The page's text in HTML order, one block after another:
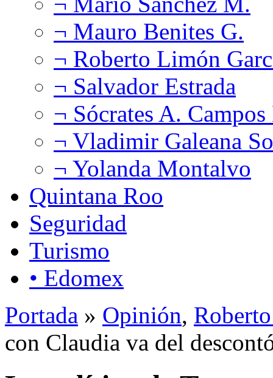
¬ Mauro Benites G.
¬ Roberto Limón
¬ Salvador Estrada
¬ Sócrates A.
¬ Vladimir Galeana
¬ Yolanda Montalvo
Quintana Roo
Seguridad
Turismo
• Edomex
Portada » Opinión,
con Claudia va del